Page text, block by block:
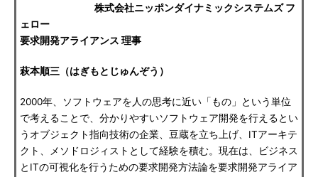
株式会社ニッポンダイナミックシステムズ フ
ェロー
要求開発アライアンス 理事
萩本順三（はぎもとじゅんぞう）
2000年、ソフトウェアを人の思考に近い「もの」という単位
で考えることで、分かりやすいソフトウェア開発を行えるとい
うオブジェクト指向技術の企業、豆蔵を立ち上げ、ITアーキテ
クト、メソドロジィストとして経験を積む。現在は、ビジネス
とITの可視化を行うための要求開発方法論を要求開発アライア